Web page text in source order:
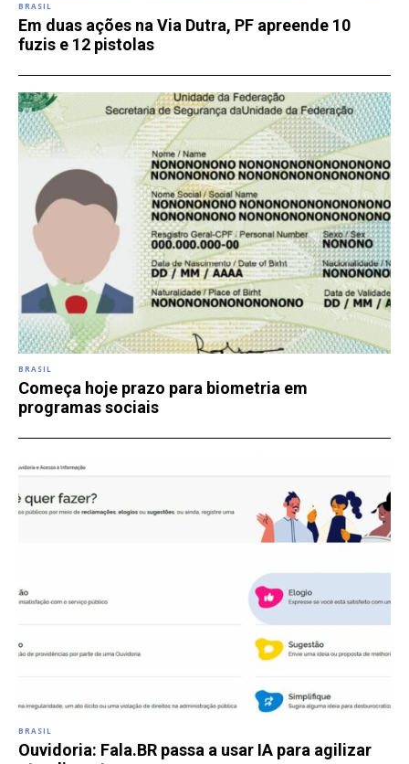
BRASIL
Em duas ações na Via Dutra, PF apreende 10
fuzis e 12 pistolas
BRASIL
Começa hoje prazo para biometria em
programas sociais
BRASIL
Ouvidoria: Fala.BR passa a usar IA para agilizar